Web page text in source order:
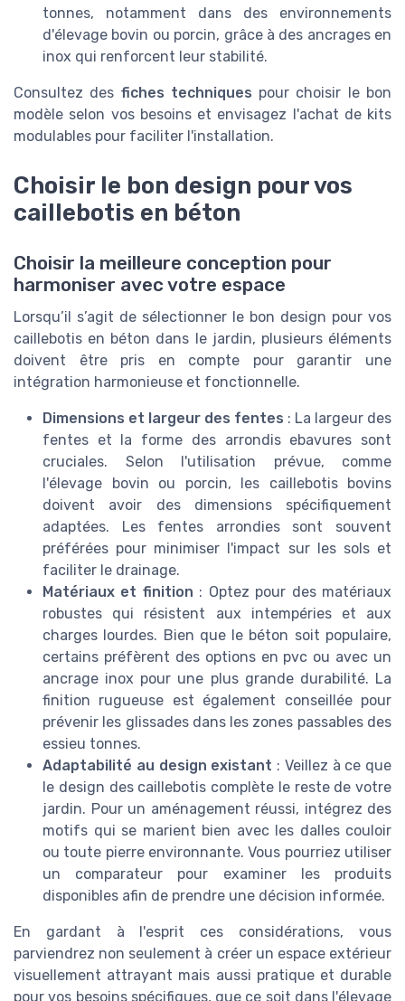
tonnes, notamment dans des environnements
d'élevage bovin ou porcin, grâce à des ancrages en
inox qui renforcent leur stabilité.
Consultez des fiches techniques pour choisir le bon
modèle selon vos besoins et envisagez l'achat de kits
modulables pour faciliter l'installation.
Choisir le bon design pour vos
caillebotis en béton
Choisir la meilleure conception pour
harmoniser avec votre espace
Lorsqu’il s’agit de sélectionner le bon design pour vos
caillebotis en béton dans le jardin, plusieurs éléments
doivent être pris en compte pour garantir une
intégration harmonieuse et fonctionnelle.
Dimensions et largeur des fentes : La largeur des
fentes et la forme des arrondis ebavures sont
cruciales. Selon l'utilisation prévue, comme
l'élevage bovin ou porcin, les caillebotis bovins
doivent avoir des dimensions spécifiquement
adaptées. Les fentes arrondies sont souvent
préférées pour minimiser l'impact sur les sols et
faciliter le drainage.
Matériaux et finition : Optez pour des matériaux
robustes qui résistent aux intempéries et aux
charges lourdes. Bien que le béton soit populaire,
certains préfèrent des options en pvc ou avec un
ancrage inox pour une plus grande durabilité. La
finition rugueuse est également conseillée pour
prévenir les glissades dans les zones passables des
essieu tonnes.
Adaptabilité au design existant : Veillez à ce que
le design des caillebotis complète le reste de votre
jardin. Pour un aménagement réussi, intégrez des
motifs qui se marient bien avec les dalles couloir
ou toute pierre environnante. Vous pourriez utiliser
un comparateur pour examiner les produits
disponibles afin de prendre une décision informée.
En gardant à l'esprit ces considérations, vous
parviendrez non seulement à créer un espace extérieur
visuellement attrayant mais aussi pratique et durable
pour vos besoins spécifiques, que ce soit dans l'élevage